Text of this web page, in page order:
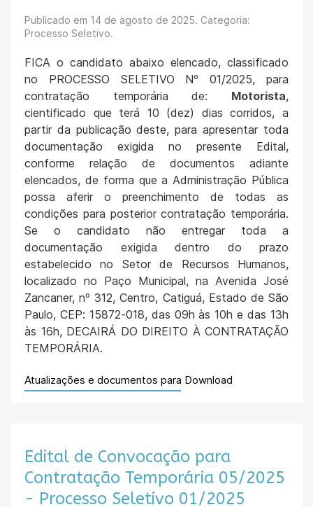
Publicado em 14 de agosto de 2025. Categoria:
Processo Seletivo.
FICA o candidato abaixo elencado, classificado
no PROCESSO SELETIVO Nº 01/2025, para
contratação temporária de: Motorista,
cientificado que terá 10 (dez) dias corridos, a
partir da publicação deste, para apresentar toda
documentação exigida no presente Edital,
conforme relação de documentos adiante
elencados, de forma que a Administração Pública
possa aferir o preenchimento de todas as
condições para posterior contratação temporária.
Se o candidato não entregar toda a
documentação exigida dentro do prazo
estabelecido no Setor de Recursos Humanos,
localizado no Paço Municipal, na Avenida José
Zancaner, nº 312, Centro, Catiguá, Estado de São
Paulo, CEP: 15872-018, das 09h às 10h e das 13h
às 16h, DECAIRÁ DO DIREITO À CONTRATAÇÃO
TEMPORÁRIA.
Atualizações e documentos para Download
Edital de Convocação para
Contratação Temporária 05/2025
- Processo Seletivo 01/2025